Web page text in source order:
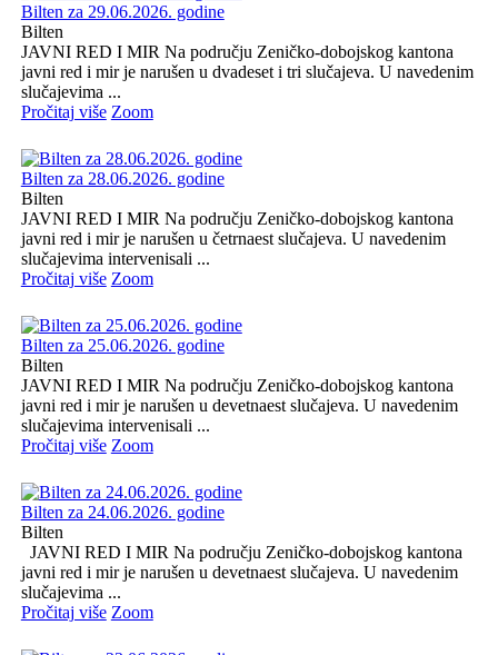
Bilten za 29.06.2026. godine
Bilten
JAVNI RED I MIR Na području Zeničko-dobojskog kantona
javni red i mir je narušen u dvadeset i tri slučajeva. U navedenim
slučajevima ...
Pročitaj više Zoom
Bilten za 28.06.2026. godine
Bilten
JAVNI RED I MIR Na području Zeničko-dobojskog kantona
javni red i mir je narušen u četrnaest slučajeva. U navedenim
slučajevima intervenisali ...
Pročitaj više Zoom
Bilten za 25.06.2026. godine
Bilten
JAVNI RED I MIR Na području Zeničko-dobojskog kantona
javni red i mir je narušen u devetnaest slučajeva. U navedenim
slučajevima intervenisali ...
Pročitaj više Zoom
Bilten za 24.06.2026. godine
Bilten
JAVNI RED I MIR Na području Zeničko-dobojskog kantona
javni red i mir je narušen u devetnaest slučajeva. U navedenim
slučajevima ...
Pročitaj više Zoom